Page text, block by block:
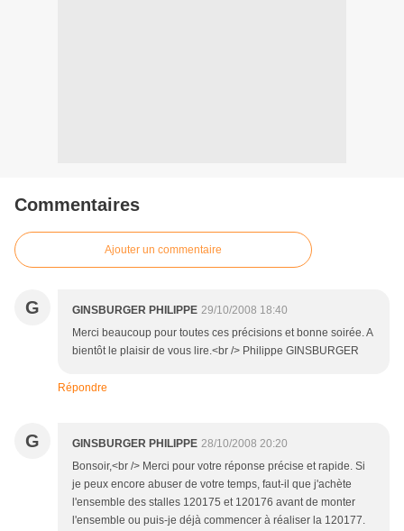
Commentaires
Ajouter un commentaire
G GINSBURGER PHILIPPE 29/10/2008 18:40
Merci beaucoup pour toutes ces précisions et bonne soirée. A
bientôt le plaisir de vous lire.<br /> Philippe GINSBURGER
Répondre
G GINSBURGER PHILIPPE 28/10/2008 20:20
Bonsoir,<br /> Merci pour votre réponse précise et rapide. Si
je peux encore abuser de votre temps, faut-il que j'achète
l'ensemble des stalles 120175 et 120176 avant de monter
l'ensemble ou puis-je déjà commencer à réaliser la 120177.